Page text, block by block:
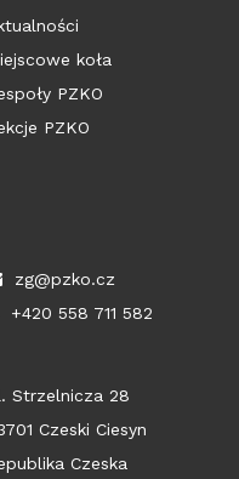
koła
PZKO
PZKO
zg@pzko.cz
+420 558 711 582
Strzelnicza 28
Czeski Ciesyn
Czeska